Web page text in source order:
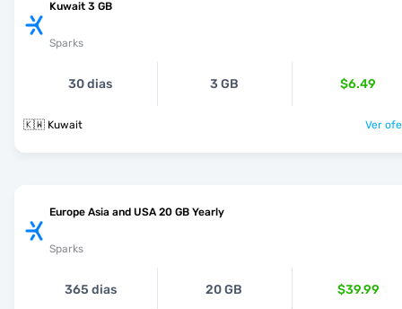
Kuwait 3 GB
Sparks
30 dias 3 GB $6.49
🇰🇼 Kuwait Ver
Europe Asia and USA 20 GB Yearly
Sparks
365 dias 20 GB $39.99